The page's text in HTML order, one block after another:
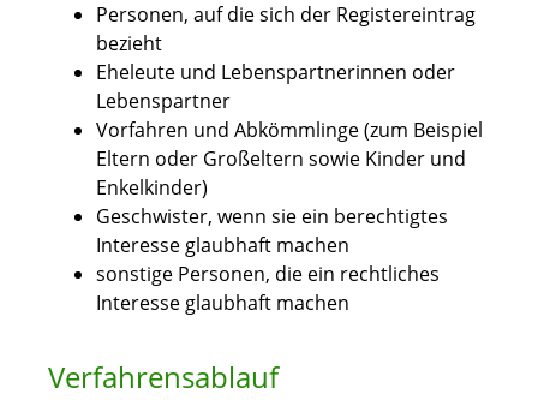
Personen, auf die sich der Registereintrag
bezieht
Eheleute und Lebenspartnerinnen oder
Lebenspartner
Vorfahren und Abkömmlinge (zum Beispiel
Eltern oder Großeltern sowie Kinder und
Enkelkinder)
Geschwister, wenn sie ein berechtigtes
Interesse glaubhaft machen
sonstige Personen, die ein rechtliches
Interesse glaubhaft machen
Verfahrensablauf